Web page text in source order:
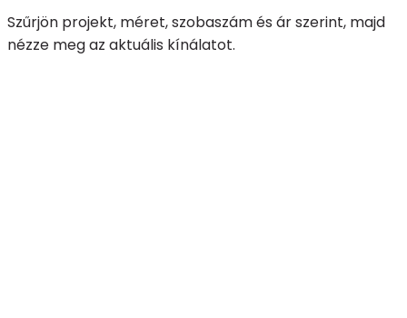
Szűrjön projekt, méret, szobaszám és ár szerint, majd
nézze meg az aktuális kínálatot.